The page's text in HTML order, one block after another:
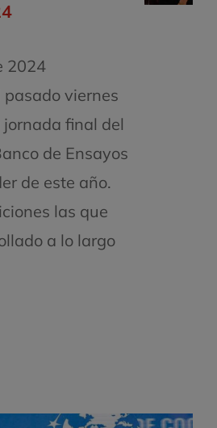
2024
pasado viernes
final del
de Ensayos
de este año.
las que
a lo largo